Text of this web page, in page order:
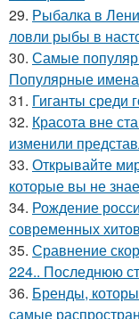
29. Рыбалка в
ловли рыбы в
30. Самые
Популярные
31. Гиганты среди
32. Красота вне
изменили
33. Открывайте
которые вы не
34. Рождение
современных хитов
35. Сравнение
224.. Последнюю
36. Бренды,
самые